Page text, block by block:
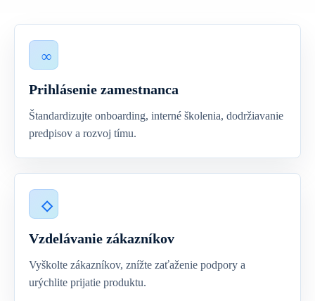
Prihlásenie zamestnanca
Štandardizujte onboarding, interné školenia, dodržiavanie
predpisov a rozvoj tímu.
Vzdelávanie zákazníkov
Vyškolte zákazníkov, znížte zaťaženie podpory a
urýchlite prijatie produktu.